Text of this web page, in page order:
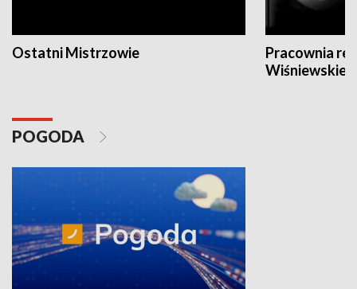
Ostatni Mistrzowie
Pracownia
POGODA